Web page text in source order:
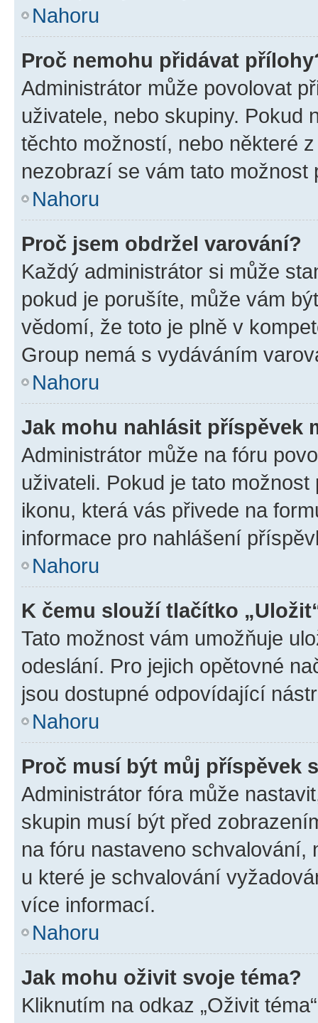
Nahoru
Proč nemohu přidávat
Administrátor může povolovat
uživatele, nebo skupiny. Pokud
těchto možností, nebo některé
nezobrazí se vám tato
Nahoru
Proč jsem obdržel varování?
Každý administrátor si může
pokud je porušíte, může vám
vědomí, že toto je plně v
Group nemá s vydáváním
Nahoru
Jak mohu nahlásit příspěvek
Administrátor může na fóru
uživateli. Pokud je tato
ikonu, která vás přivede na
informace pro nahlášení
Nahoru
K čemu slouží tlačítko
Tato možnost vám umožňuje
odeslání. Pro jejich opětovné
jsou dostupné odpovídající
Nahoru
Proč musí být můj příspěvek
Administrátor fóra může
skupin musí být před
na fóru nastaveno schvalování,
u které je schvalování
více informací.
Nahoru
Jak mohu oživit svoje téma?
Kliknutím na odkaz „Oživit